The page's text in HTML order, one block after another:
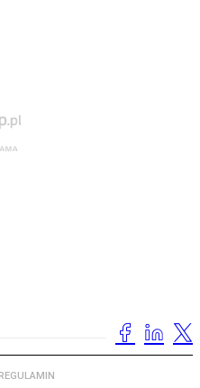
REGULAMIN